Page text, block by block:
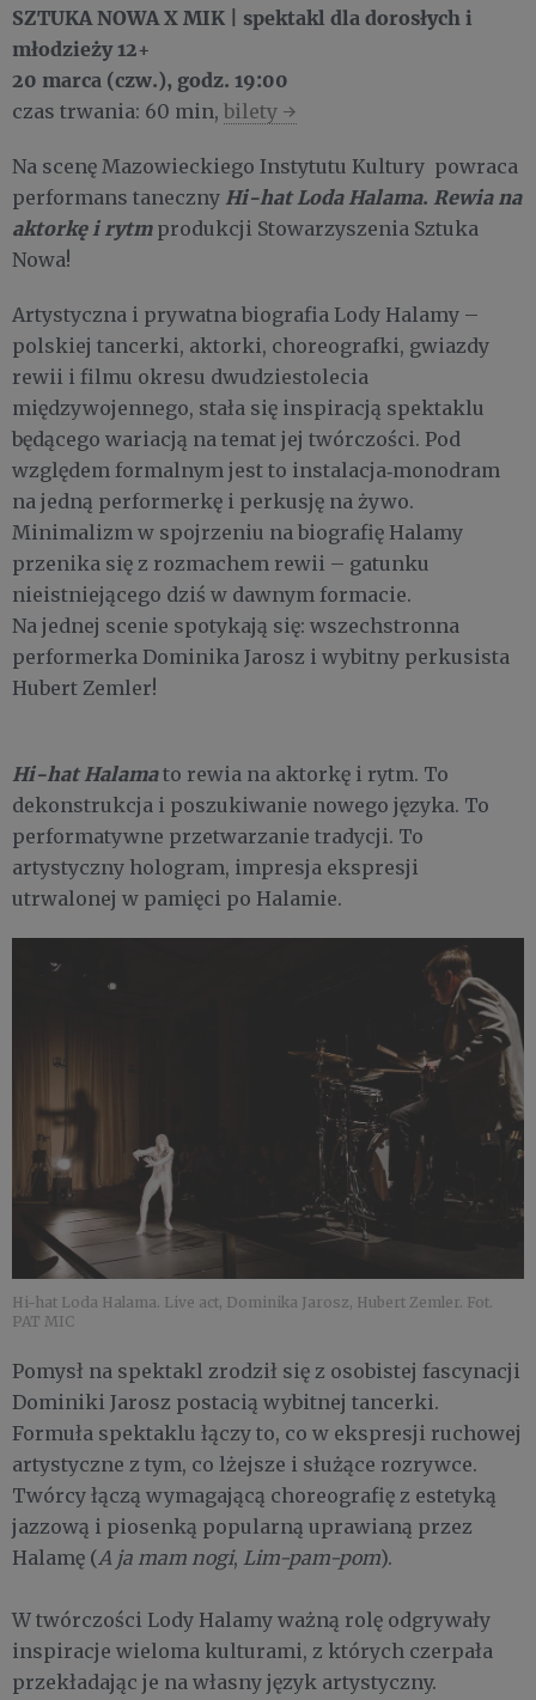
SZTUKA NOWA X MIK | spektakl dla dorosłych i
młodzieży 12+
20 marca (czw.), godz. 19:00
czas trwania: 60 min, bilety →
Na scenę Mazowieckiego Instytutu Kultury powraca
performans taneczny Hi-hat Loda Halama. Rewia na
aktorkę i rytmprodukcji Stowarzyszenia Sztuka
Nowa!
Artystyczna i prywatna biografia Lody Halamy –
polskiej tancerki, aktorki, choreografki, gwiazdy
rewii i filmu okresu dwudziestolecia
międzywojennego, stała się inspiracją spektaklu
będącego wariacją na temat jej twórczości. Pod
względem formalnym jest to instalacja‐monodram
na jedną performerkę i perkusję na żywo.
Minimalizm w spojrzeniu na biografię Halamy
przenika się z rozmachem rewii – gatunku
nieistniejącego dziś w dawnym formacie.
Na jednej scenie spotykają się: wszechstronna
performerka Dominika Jarosz i wybitny perkusista
Hubert Zemler!
Hi-hat Halamato rewia na aktorkę i rytm. To
dekonstrukcja i poszukiwanie nowego języka. To
performatywne przetwarzanie tradycji. To
artystyczny hologram, impresja ekspresji
utrwalonej w pamięci po Halamie.
Hi-hat Loda Halama. Live act, Dominika Jarosz, Hubert Zemler. Fot.
PAT MIC
Pomysł na spektakl zrodził się z osobistej fascynacji
Dominiki Jarosz postacią wybitnej tancerki.
Formuła spektaklu łączy to, co w ekspresji ruchowej
artystyczne z tym, co lżejsze i służące rozrywce.
Twórcy łączą wymagającą choreografię z estetyką
jazzową i piosenką popularną uprawianą przez
Halamę (A ja mam nogi, Lim-pam-pom).
W twórczości Lody Halamy ważną rolę odgrywały
inspiracje wieloma kulturami, z których czerpała
przekładając je na własny język artystyczny.